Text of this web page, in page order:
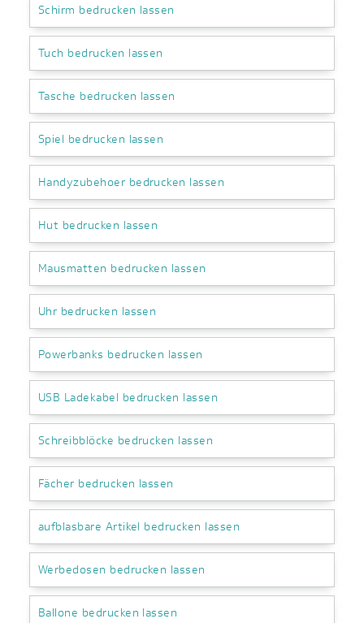
Schirm bedrucken lassen
Tuch bedrucken lassen
Tasche bedrucken lassen
Spiel bedrucken lassen
Handyzubehoer bedrucken lassen
Hut bedrucken lassen
Mausmatten bedrucken lassen
Uhr bedrucken lassen
Powerbanks bedrucken lassen
USB Ladekabel bedrucken lassen
Schreibblöcke bedrucken lassen
Fächer bedrucken lassen
aufblasbare Artikel bedrucken lassen
Werbedosen bedrucken lassen
Ballone bedrucken lassen